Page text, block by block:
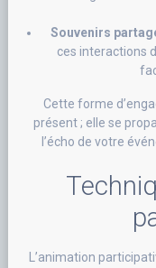
Souvenirs
ces interactions
Cette forme
présent ; elle se
l’écho de votre
L’animation